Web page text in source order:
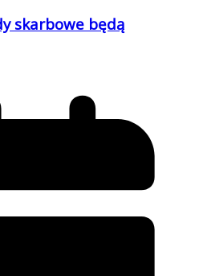
skarbowe będą